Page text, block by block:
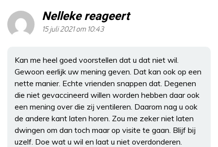
Nelleke reageert
15 juli 2021 om 10:43
Kan me heel goed voorstellen dat u dat niet wil.
Gewoon eerlijk uw mening geven. Dat kan ook op een
nette manier. Echte vrienden snappen dat. Degenen
die niet gevaccineerd willen worden hebben daar ook
een mening over die zij ventileren. Daarom nag u ook
de andere kant laten horen. Zou me zeker niet laten
dwingen om dan toch maar op visite te gaan. Blijf bij
uzelf. Doe wat u wil en laat u niet overdonderen.